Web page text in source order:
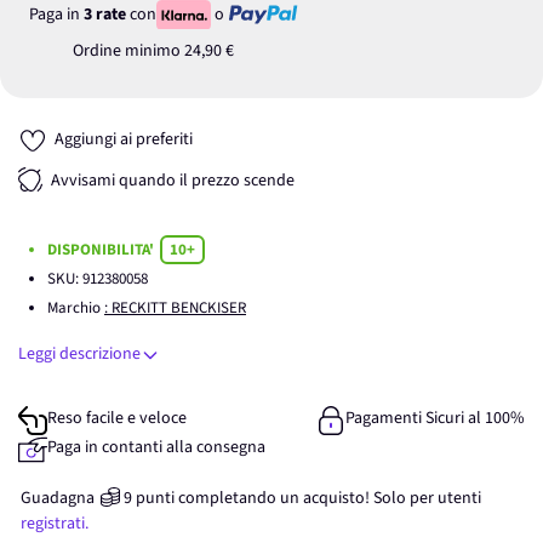
Paga in 3 ratecon
o
Ordine minimo 24,90 €
Aggiungi ai preferiti
Avvisami quando il prezzo scende
DISPONIBILITA'
10+
SKU:912380058
Marchio : RECKITT BENCKISER
Leggi descrizione
Reso facile e veloce
Pagamenti Sicuri al 100%
Paga in contanti alla consegna
Guadagna 9 punticompletando un acquisto! Solo per utenti
registrati.